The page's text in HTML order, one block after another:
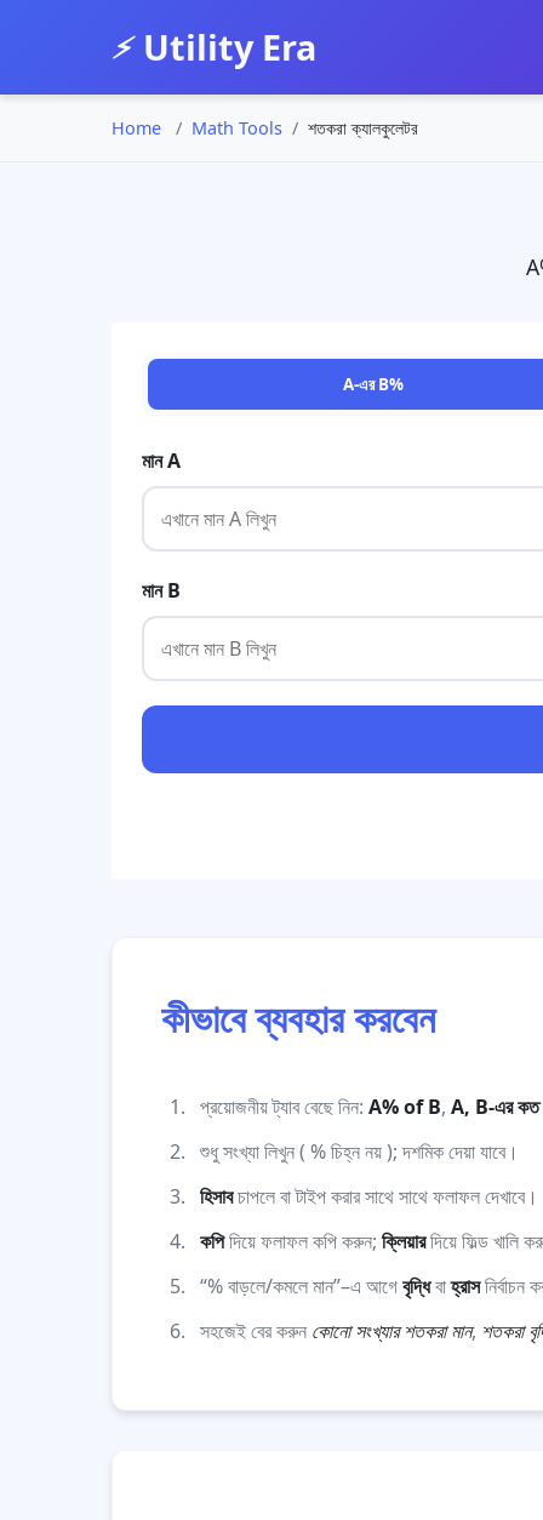
⚡ Utility Era
Home Math Tools শতকরা ক্যালকুলেটর
A-এর B%
মান A
মান B
কীভাবে ব্যবহার করবেন
প্রয়োজনীয় ট্যাব বেছে নিন: A% of B, A, B-এর কত
শুধু সংখ্যা লিখুন ( % চিহ্ন নয় ); দশমিক দেয়া যাবে।
হিসাবচাপলে বা টাইপ করার সাথে সাথে ফলাফল দেখাবে।
কপিদিয়ে ফলাফল কপি করুন; ক্লিয়ারদিয়ে ফিল্ড খালি
“% বাড়লে/কমলে মান”–এ আগেবৃদ্ধিবাহ্রাসনির্বাচন
সহজেই বের করুন কোনো সংখ্যার শতকরা মান, শতকরা